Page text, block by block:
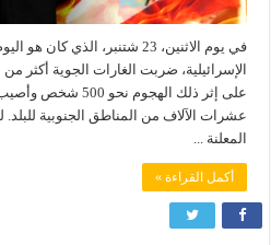
في يوم الاثنين، 23 شتنبر، الذي
عشرات الآلاف من المناطق الجنوبية
المعلنة ...
أكمل القراءة »